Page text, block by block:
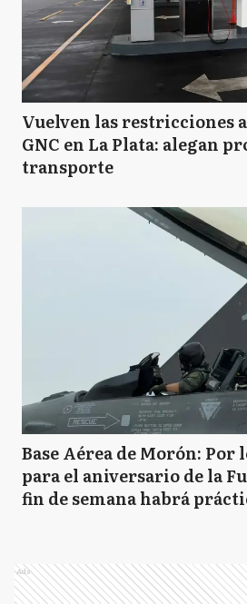
Vuelven las restricciones
GNC en La Plata: alegan
transporte
Base Aérea de Morón:
para el aniversario de la
fin de semana habrá
Ads